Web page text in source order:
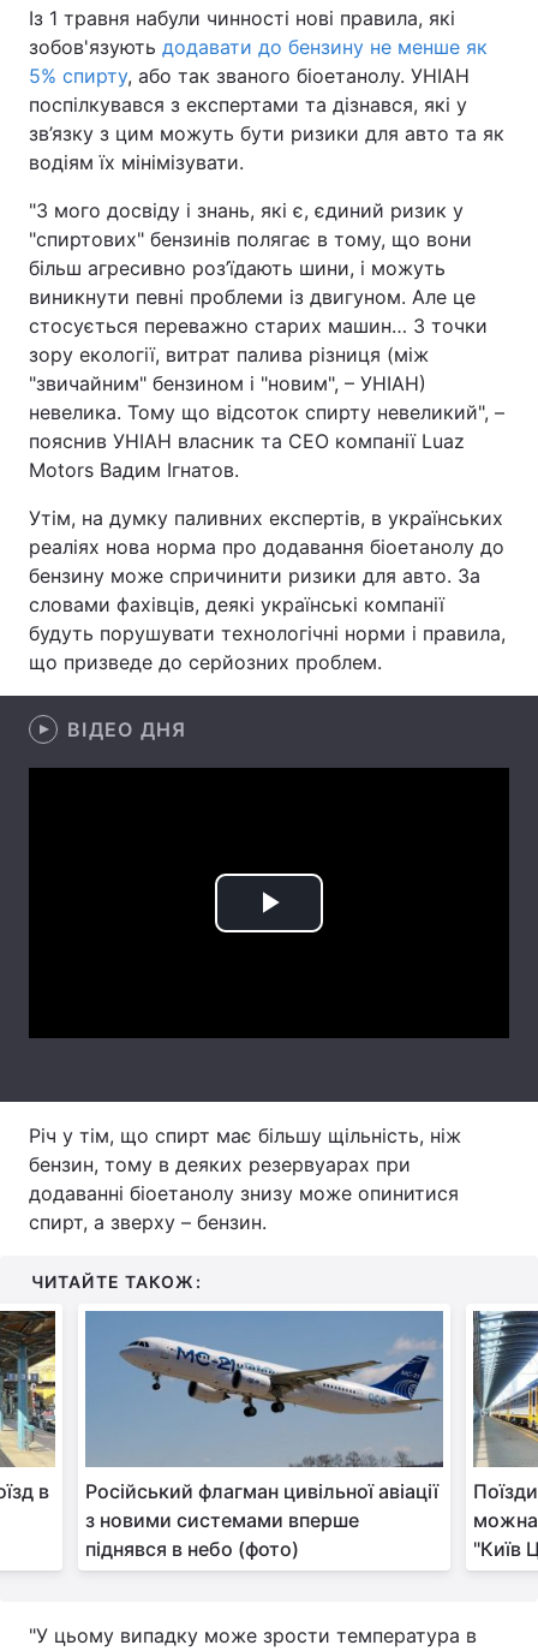
Україна Політика
Економіка
Спорт Наука
Техно і зв'язок
Зброя Інциденти
Здоров'я Туризм
Цікавинки Погода
Екологія Регіони
Лонгріди
Відео з Youtube
Інтерв'ю Думки
Архів Вакансії
Контакти
Послуги
Із 1 травня набули чинності нові правила, які
зобов'язують додавати до бензину не менше як
5% спирту, або так званого біоетанолу. УНІАН
поспілкувався з експертами та дізнався, які у
зв’язку з цим можуть бути ризики для авто та як
водіям їх мінімізувати.
"‎З мого досвіду і знань, які є, єдиний ризик у
"спиртових" бензинів полягає в тому, що вони
більш агресивно роз’їдають шини, і можуть
виникнути певні проблеми із двигуном. Але це
стосується переважно старих машин… З точки
зору екології, витрат палива різниця (між
"звичайним" бензином і "новим", – УНІАН)
невелика. Тому що відсоток спирту невеликий", –
пояснив УНІАН власник та CEO компанії Luaz
Motors Вадим Ігнатов.
Утім, на думку паливних експертів, в українських
реаліях нова норма про додавання біоетанолу до
бензину може спричинити ризики для авто. За
словами фахівців, деякі українські компанії
будуть порушувати технологічні норми і правила,
що призведе до серйозних проблем.
ВІДЕО ДНЯ
Play
Річ у тім, що спирт має більшу щільність, ніж
бензин, тому в деяких резервуарах при
додаванні біоетанолу знизу може опинитися
спирт, а зверху – бензин.
ЧИТАЙТЕ ТАКОЖ:
в
Російський флагман цивільної авіації
з новими системами вперше
піднявся в небо (фото)
можна
"‎Київ
"У цьому випадку може зрости температура в